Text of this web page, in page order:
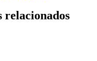
relacionados